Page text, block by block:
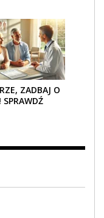
ZADBAJ O
SPRAWDŹ